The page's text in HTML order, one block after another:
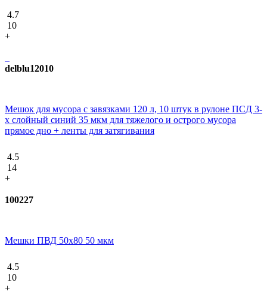
4.7
10
+
delblu12010
Мешок для мусора с завязками 120 л, 10 штук в рулоне ПCД 3-
х слойный синий 35 мкм для тяжелого и острого мусора
прямое дно + ленты для затягивания
4.5
14
+
100227
Мешки ПВД 50x80 50 мкм
4.5
10
+